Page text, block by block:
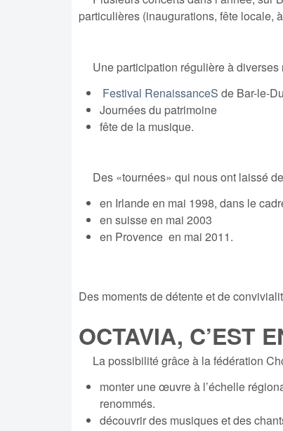
particulières (inaugurations, fête locale,
Une participation régulière à diverses
Festival RenaissanceS de Bar-le-
Journées du patrimoine
fête de la musique.
Des «tournées» qui nous ont laissé
en Irlande en mai 1998, dans le
en suisse en mai 2003
en Provence en mai 2011.
Des moments de détente et de
OCTAVIA, C’EST
La possibilité grâce à la fédération
monter une œuvre à l’échelle
renommés.
découvrir des musiques et des